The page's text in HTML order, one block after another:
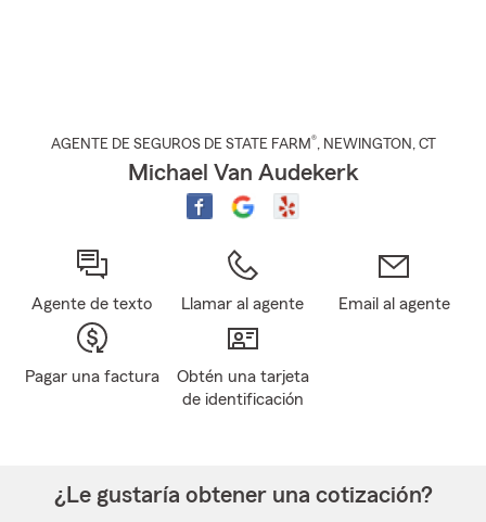
AGENTE DE SEGUROS DE STATE FARM®, NEWINGTON , CT
Michael Van Audekerk
Agente de texto Llamar al agente Email al agente
Pagar una factura
Obtén una tarjeta
de identificación
¿Le gustaría obtener una cotización?